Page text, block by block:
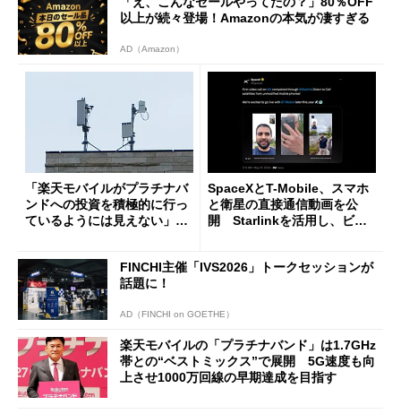
以上が続々登場！Amazonの本気が凄すぎる
AD（Amazon）
「楽天モバイルがプラチナバ
ンドへの投資を積極的に行っ
ているようには見えない」
SpaceXとT-Mobile、スマホ
と衛星の直接通信動画を公
開 Starlinkを活用し、ビデ
FINCHI主催「IVS2026」トークセッションが
話題に！
AD（FINCHI on GOETHE）
楽天モバイルの「プラチナバンド」は1.7GHz
帯との“ベストミックス”で展開 5G速度も向
上させ1000万回線の早期達成を目指す